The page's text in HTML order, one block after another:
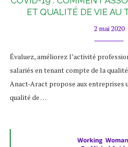
ET QUALITÉ DE VIE AU
2 mai 2020
Évaluez, améliorez l’activité
salariés en tenant compte de la
Anact-Aract propose aux entreprises
qualité de …